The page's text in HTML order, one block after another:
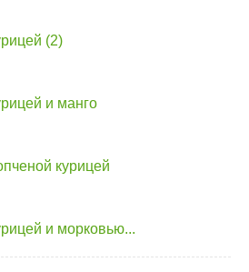
(2)
и манго
курицей
и морковью...